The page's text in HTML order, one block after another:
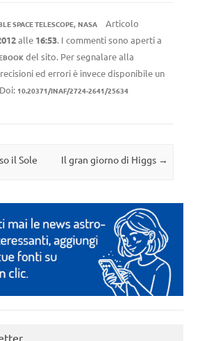
SPACE TELESCOPE, NASA
Articolo
alle 16:53. I commenti sono aperti a
del sito. Per segnalare alla
ed errori è invece disponibile un
Doi: 10.20371/INAF/2724-2641/25634
il Sole Il gran giorno di Higgs →